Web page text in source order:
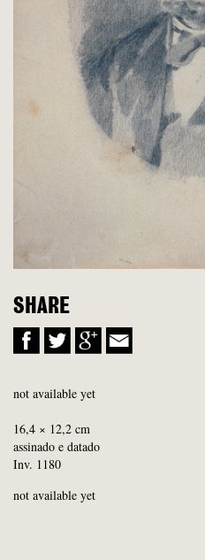
SHARE
not available yet
16,4 × 12,2 cm
assinado e datado
Inv. 1180
not available yet